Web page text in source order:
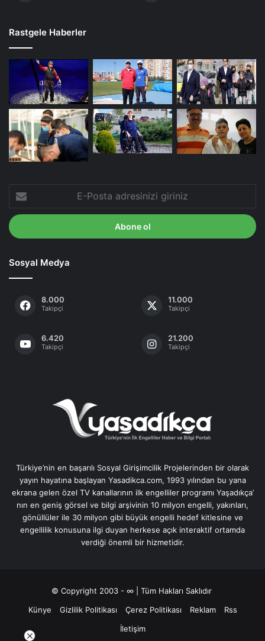
Rastgele Haberler
E-
Posta
adresinizi
giriniz
Sosyal Medya
8.000
Takipçi
11.000
Takipçi
6.420
Takipçi
21.200
Takipçi
Türkiye’nin en başarılı Sosyal Girişimcilik Projelerinden bir olarak
yayın hayatına başlayan Yasadikca.com, 1993 yılından bu yana
ekrana gelen özel TV kanallarının ilk engelliler programı Yaşadıkça’
nın en geniş görsel ve bilgi arşivinin 10 milyon engelli, yakınları,
gönüllüler ile 30 milyon gibi büyük engelli hedef kitlesine ve
engellilik konusuna ilgi duyan herkese açık interaktif ortamda
verdiği önemli bir hizmetidir.
© Copyright 2003 - ∞ | Tüm Hakları Saklıdır
Künye
Gizlilik Politikası Çerez Politikası Reklam
Rss
İletişim